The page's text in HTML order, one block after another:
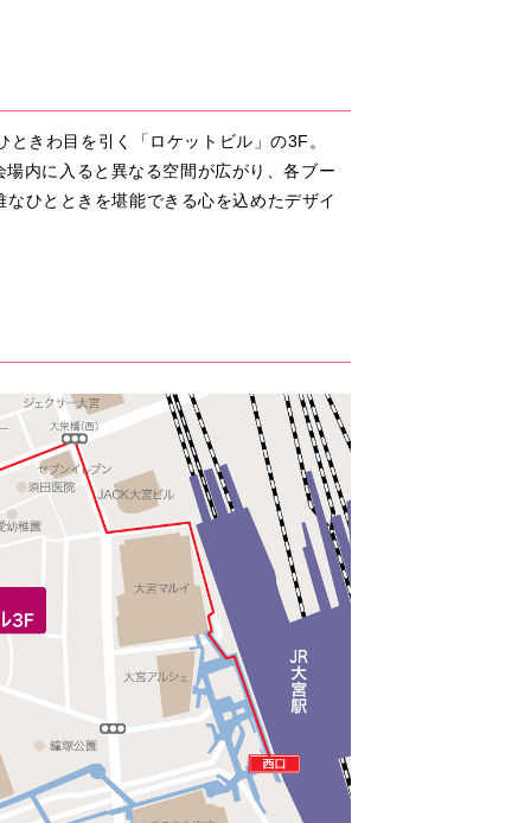
きわ目を引く「ロケットビル」の3F。
に入ると異なる空間が広がり、各ブー
ひとときを堪能できる心を込めたデザイ